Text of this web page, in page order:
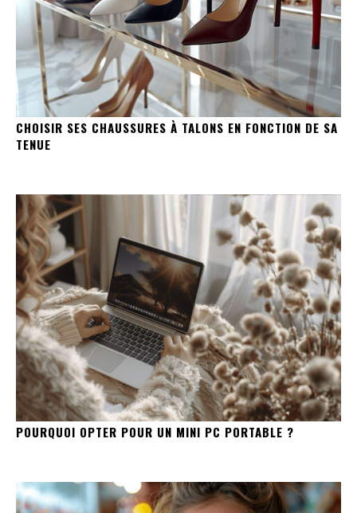
CHOISIR SES CHAUSSURES À TALONS EN FONCTION DE SA
TENUE
POURQUOI OPTER POUR UN MINI PC PORTABLE ?